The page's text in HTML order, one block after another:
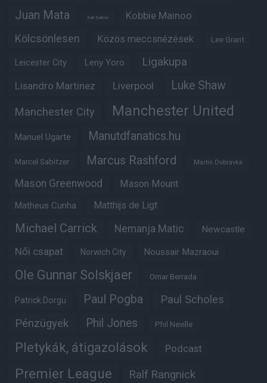
Juan Mata Karl Darlow Kobbie Mainoo
Kölcsönlesen Közös meccsnézések Lee Grant
Leicester City Leny Yoro Ligakupa
Lisandro Martinez Liverpool Luke Shaw
Manchester City Manchester United
Manuel Ugarte Manutdfanatics.hu
Marcel Sabitzer Marcus Rashford Martin Dubravka
Mason Greenwood Mason Mount
Matheus Cunha Matthijs de Ligt
Michael Carrick Nemanja Matic Newcastle
Női csapat Norwich City Noussair Mazraoui
Ole Gunnar Solskjaer Omar Berrada
Patrick Dorgu Paul Pogba Paul Scholes
Pénzügyek Phil Jones Phil Neville
Pletykák, átigazolások Podcast
Premier League Ralf Rangnick